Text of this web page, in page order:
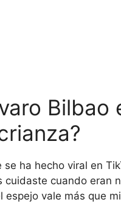
Bilbao
ha hecho viral en
cuando eran
vale más que